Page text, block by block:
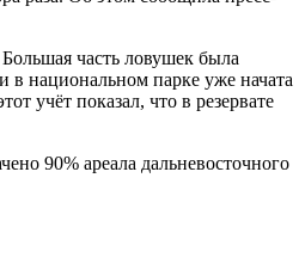
часть ловушек была
в национальном парке уже начата
учёт показал, что в резервате
90% ареала дальневосточного